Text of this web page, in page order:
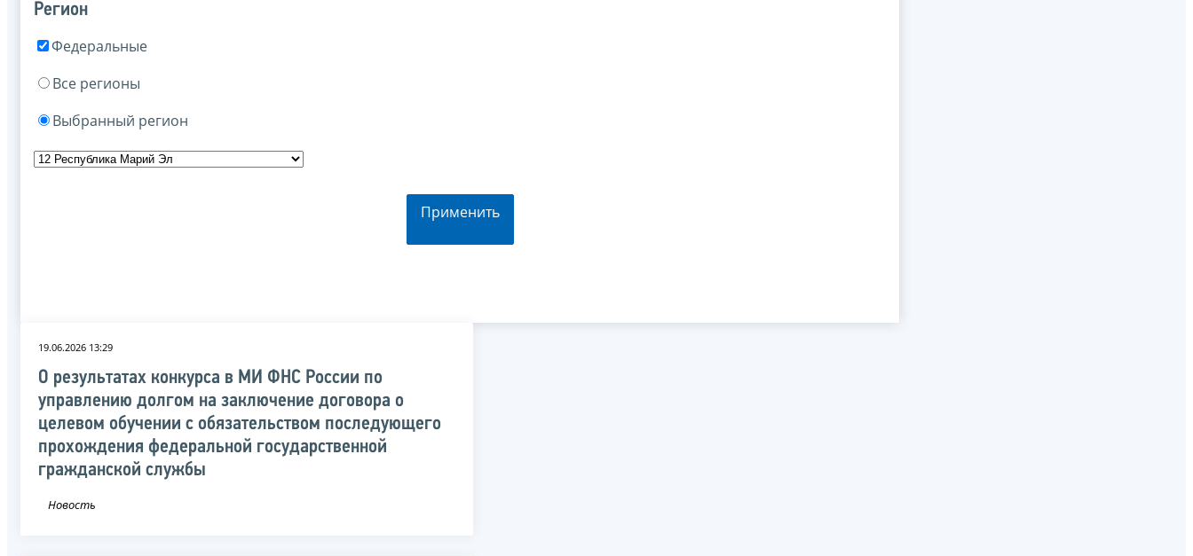
Регион
Федеральные
Все регионы
Выбранный регион
Применить
19.06.2026 13:29
О результатах конкурса в МИ ФНС России по
управлению долгом на заключение договора о
целевом обучении с обязательством последующего
прохождения федеральной государственной
гражданской службы
Новость